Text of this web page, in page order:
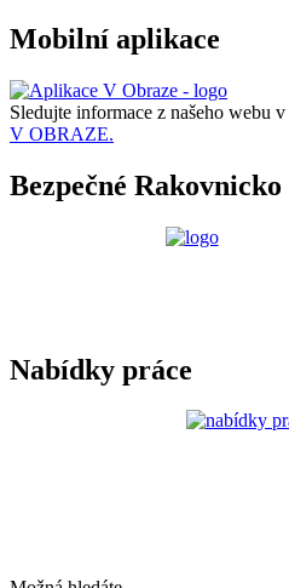
Mobilní aplikace
Sledujte informace z našeho webu v
V OBRAZE.
Bezpečné Rakovnicko
Nabídky práce